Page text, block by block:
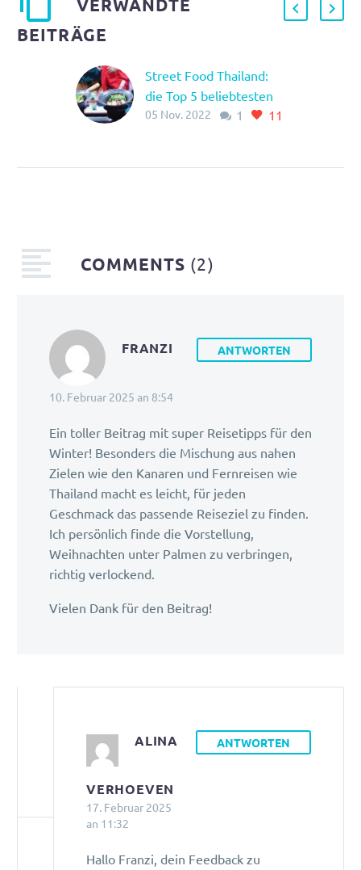
BEITRÄGE
Street Food Thailand:
die Top 5 beliebtesten
Gerichte
entgehen lassen sollten.
1 11
05 Nov. 2022
COMMENTS (2)
FRANZI
10. Februar 2025 an 8:54
ANTWORTEN
Ein toller Beitrag mit super Reisetipps für den
Winter! Besonders die Mischung aus nahen
Zielen wie den Kanaren und Fernreisen wie
Thailand macht es leicht, für jeden
Geschmack das passende Reiseziel zu finden.
Ich persönlich finde die Vorstellung,
Weihnachten unter Palmen zu verbringen,
richtig verlockend.
Vielen Dank für den Beitrag!
ALINA
VERHOEVEN
17. Februar 2025
an 11:32
ANTWORTEN
Hallo Franzi, dein Feedback zu